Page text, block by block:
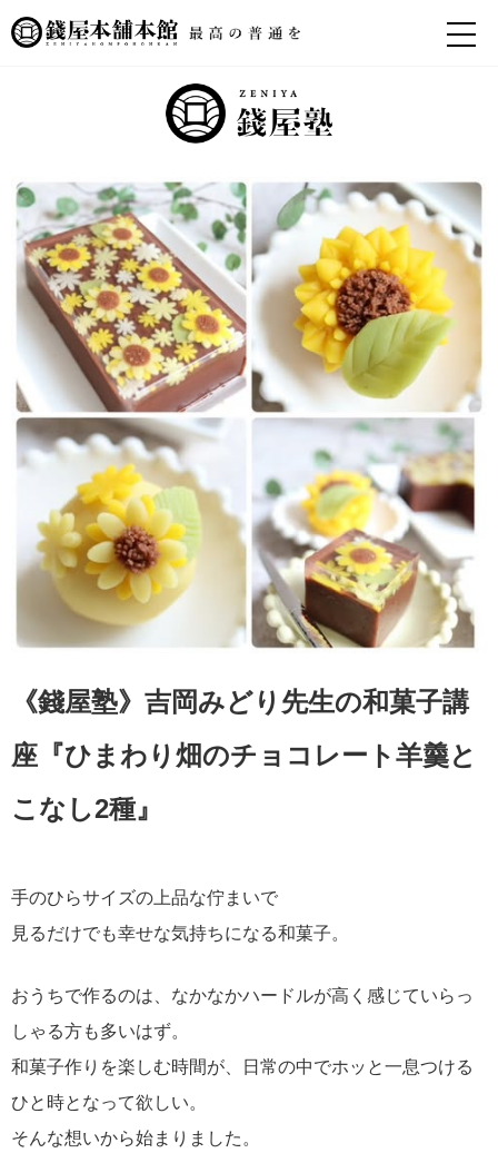
《錢屋塾》吉岡みどり先生の和菓子講
座『ひまわり畑のチョコレート羊羹と
こなし2種』
手のひらサイズの上品な佇まいで
見るだけでも幸せな気持ちになる和菓子。
おうちで作るのは、なかなかハードルが高く感じていらっ
しゃる方も多いはず。
和菓子作りを楽しむ時間が、日常の中でホッと一息つける
ひと時となって欲しい。
そんな想いから始まりました。